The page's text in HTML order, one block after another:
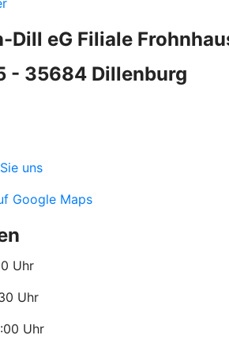
Dill eG Filiale
- 35684 Dillenburg
uns
Google Maps
Uhr
Uhr
Uhr